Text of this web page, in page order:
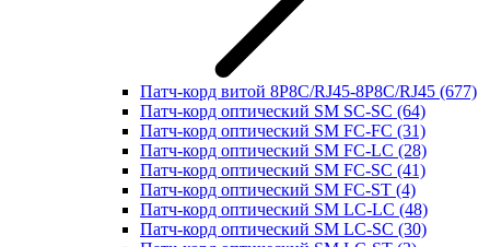
Патч-корд витой 8P8C/RJ45-8P8C/RJ45 (677)
Патч-корд оптический SM SC-SC (64)
Патч-корд оптический SM FC-FC (31)
Патч-корд оптический SM FC-LC (28)
Патч-корд оптический SM FC-SC (41)
Патч-корд оптический SM FC-ST (4)
Патч-корд оптический SM LC-LC (48)
Патч-корд оптический SM LC-SC (30)